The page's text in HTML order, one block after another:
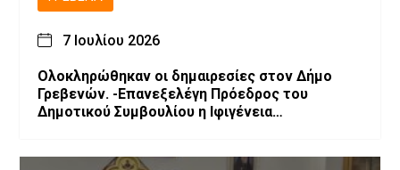
7 Ιουλίου 2026
Ολοκληρώθηκαν οι δημαιρεσίες στον Δήμο
Γρεβενών. -Επανεξελέγη Πρόεδρος του
Δημοτικού Συμβουλίου η Ιφιγένεια